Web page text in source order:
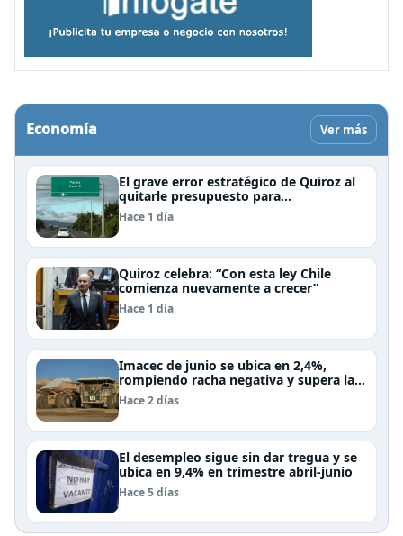
Economía Ver más
El grave error estratégico de Quiroz al
quitarle presupuesto para
infraestructura vial del Biobío
Hace 1 día
Quiroz celebra: “Con esta ley Chile
comienza nuevamente a crecer”
Hace 1 día
Imacec de junio se ubica en 2,4%,
rompiendo racha negativa y supera las
expectativas
Hace 2 días
El desempleo sigue sin dar tregua y se
ubica en 9,4% en trimestre abril-junio
Hace 5 días